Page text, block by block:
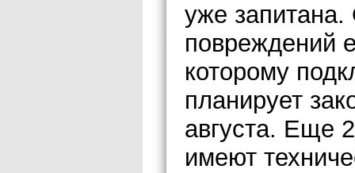
уже
повреждений
которому
планирует
августа. Еще
имеют